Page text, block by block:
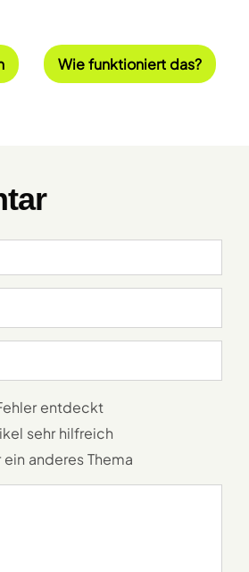
Wie funktioniert das?
entdeckt
sehr hilfreich
anderes Thema